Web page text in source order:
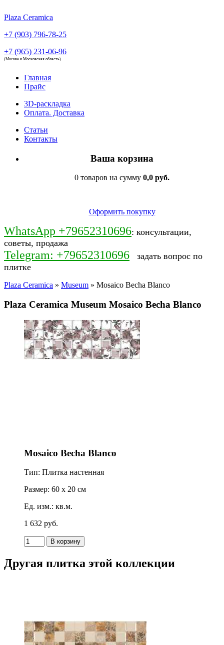
Plaza Ceramica
+7 (903) 796-78-25
+7 (965) 231-06-96
(Москва и Московская область)
Главная
Прайс
3D-раскладка
Оплата. Доставка
Статьи
Контакты
Ваша корзина
0 товаров на сумму 0,0 руб.
Оформить покупку
WhatsApp +79652310696: консультации,
советы, продажа
Telegram: +79652310696
задать вопрос по
плитке
Plaza Ceramica » Museum » Mosaico Becha Blanco
Plaza Ceramica Museum Mosaico Becha Blanco
Mosaico Becha Blanco
Тип: Плитка настенная
Размер: 60 x 20 см
Ед. изм.: кв.м.
1 632 pуб.
Другая плитка этой коллекции